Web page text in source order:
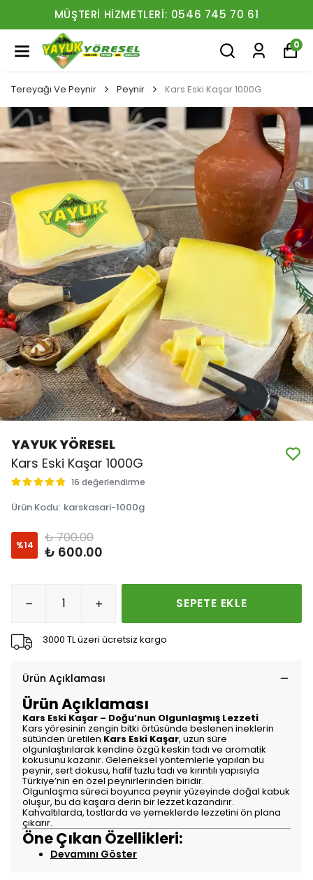
MÜŞTERI HIZMETLERI: 0546 745 70 61
0
Tereyağı Ve Peynir Peynir Kars Eski Kaşar 1000G
YAYUK YÖRESEL
Kars Eski Kaşar 1000G
16 değerlendirme
Ürün Kodu: karskasari-1000g
%14 ₺ 700.00
₺ 600.00
SEPETE EKLE
3000 TL üzeri ücretsiz kargo
Ürün Açıklaması
Ürün Açıklaması
Kars Eski Kaşar – Doğu’nun Olgunlaşmış Lezzeti
Kars yöresinin zengin bitki örtüsünde beslenen ineklerin
sütünden üretilen Kars Eski Kaşar, uzun süre
olgunlaştırılarak kendine özgü keskin tadı ve aromatik
kokusunu kazanır. Geleneksel yöntemlerle yapılan bu
peynir, sert dokusu, hafif tuzlu tadı ve kırıntılı yapısıyla
Türkiye’nin en özel peynirlerinden biridir.
Olgunlaşma süreci boyunca peynir yüzeyinde doğal kabuk
oluşur, bu da kaşara derin bir lezzet kazandırır.
Kahvaltılarda, tostlarda ve yemeklerde lezzetini ön plana
çıkarır.
Öne Çıkan Özellikleri:
Devamını Göster